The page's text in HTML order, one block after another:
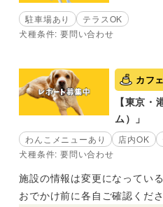
駐車場あり
テラスOK
犬種条件: 要問い合わせ
カフ
【東京・
ム）」
わんこメニューあり 店内OK
犬種条件: 要問い合わせ
施設の情報は変更になってい
おでかけ前に各自ご確認くださ